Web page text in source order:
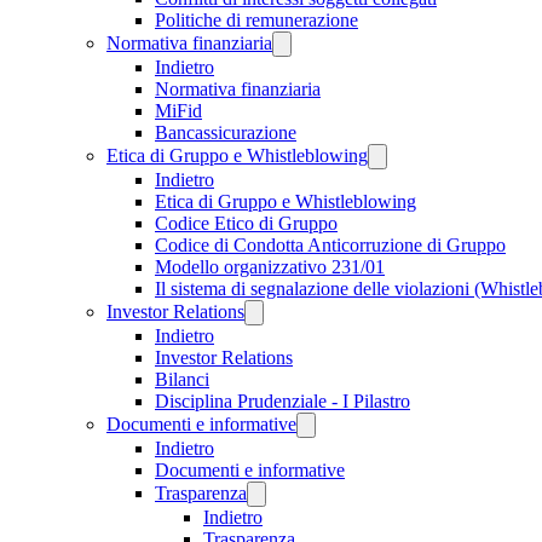
Politiche di remunerazione
Normativa finanziaria
Indietro
Normativa finanziaria
MiFid
Bancassicurazione
Etica di Gruppo e Whistleblowing
Indietro
Etica di Gruppo e Whistleblowing
Codice Etico di Gruppo
Codice di Condotta Anticorruzione di Gruppo
Modello organizzativo 231/01
Il sistema di segnalazione delle violazioni
Investor Relations
Indietro
Investor Relations
Bilanci
Disciplina Prudenziale - I Pilastro
Documenti e informative
Indietro
Documenti e informative
Trasparenza
Indietro